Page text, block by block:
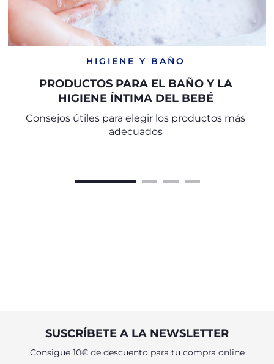
HIGIENE Y BAÑO
PRODUCTOS PARA EL BAÑO Y LA
HIGIENE ÍNTIMA DEL BEBÉ
Consejos útiles para elegir los productos más
adecuados
SUSCRÍBETE A LA NEWSLETTER
Consigue 10€ de descuento para tu compra online